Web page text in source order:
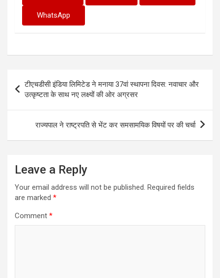
WhatsApp
navigation
टीएचडीसी इंडिया लिमिटेड ने मनाया 37वां स्थापना दिवस: नवाचार और
उत्कृष्टता के साथ नए लक्ष्यों की ओर अग्रसर
राज्यपाल ने राष्ट्रपति से भेंट कर समसामयिक विषयों पर की चर्चा
Leave a Reply
Your email address will not be published. Required fields
are marked *
Comment *